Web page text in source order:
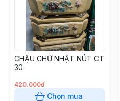
CHẬU CHỮ NHẬT NÚT CT
30
420.000đ
Chọn mua